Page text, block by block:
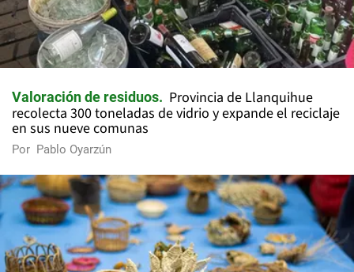
Valoración de residuos
Provincia de Llanquihue
recolecta 300 toneladas de vidrio y expande el reciclaje
en sus nueve comunas
Por Pablo Oyarzún